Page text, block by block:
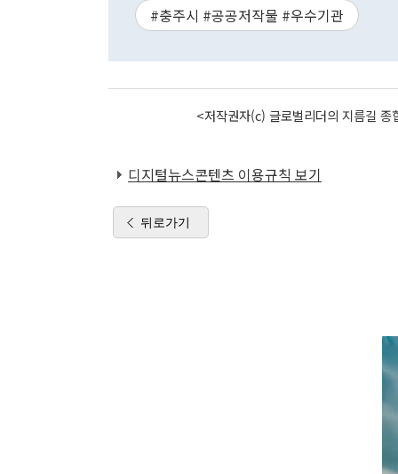
#충주시 #공공저작물 #우수기관
<저작권자(c) 글로벌리더의 지름길
디지털뉴스콘텐츠 이용규칙 보기
뒤로가기